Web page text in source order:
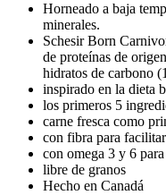
Horneado a baja
minerales.
Schesir Born
de proteínas de
hidratos de carbono
inspirado en la dieta
los primeros 5
carne fresca como
con fibra para
con omega 3 y 6
libre de granos
Hecho en Canadá